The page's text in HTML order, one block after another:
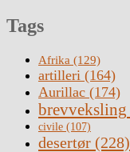
Tags
Afrika (129)
artilleri (164)
Aurillac (174)
brevveksling
civile (107)
desertør (228)